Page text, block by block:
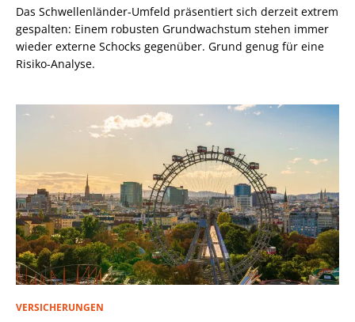
Das Schwellenländer-Umfeld präsentiert sich derzeit extrem
gespalten: Einem robusten Grundwachstum stehen immer
wieder externe Schocks gegenüber. Grund genug für eine
Risiko-Analyse.
VERSICHERUNGEN